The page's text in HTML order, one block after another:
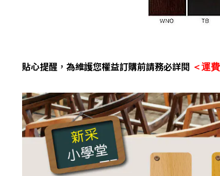
貼心提醒 ， 為維護您權益訂購前請務必詳閱 ＜運